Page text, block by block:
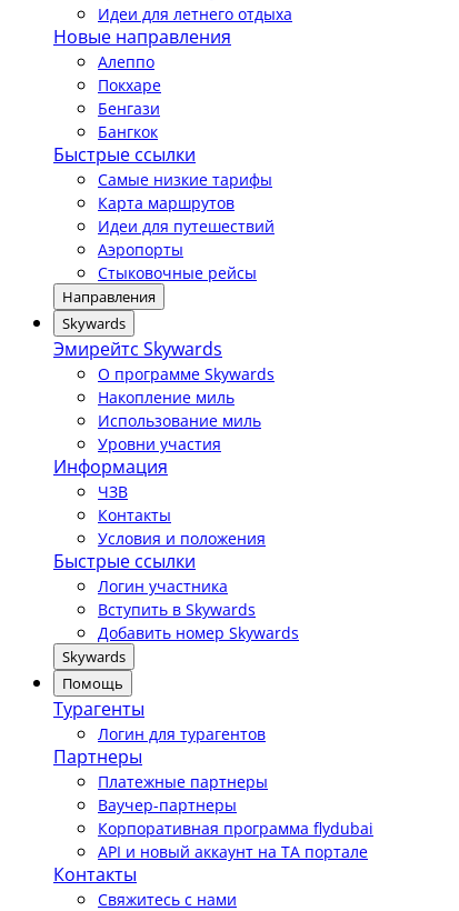
Идеи для летнего отдыха
Новые направления
Алеппо
Покхаре
Бенгази
Бангкок
Быстрые ссылки
Самые низкие тарифы
Карта маршрутов
Идеи для путешествий
Аэропорты
Стыковочные рейсы
Направления
Skywards
Эмирейтс Skywards
О программе Skywards
Накопление миль
Использование миль
Уровни участия
Информация
ЧЗВ
Контакты
Условия и положения
Быстрые ссылки
Логин участника
Вступить в Skywards
Добавить номер Skywards
Skywards
Помощь
Турагенты
Логин для турагентов
Партнеры
Платежные партнеры
Ваучер-партнеры
Корпоративная программа flydubai
API и новый аккаунт на TA портале
Контакты
Свяжитесь с нами